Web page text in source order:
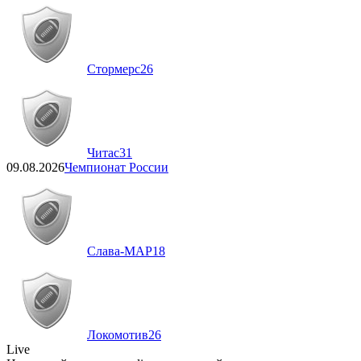
Стормерс26
Читас31
09.08.2026Чемпионат России
Слава-МАР18
Локомотив26
Live